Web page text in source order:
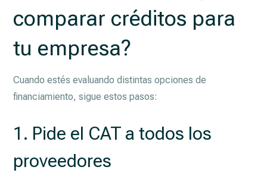
comparar créditos para
tu empresa?
Cuando estés evaluando distintas opciones de
financiamiento, sigue estos pasos:
1. Pide el CAT a todos los
proveedores